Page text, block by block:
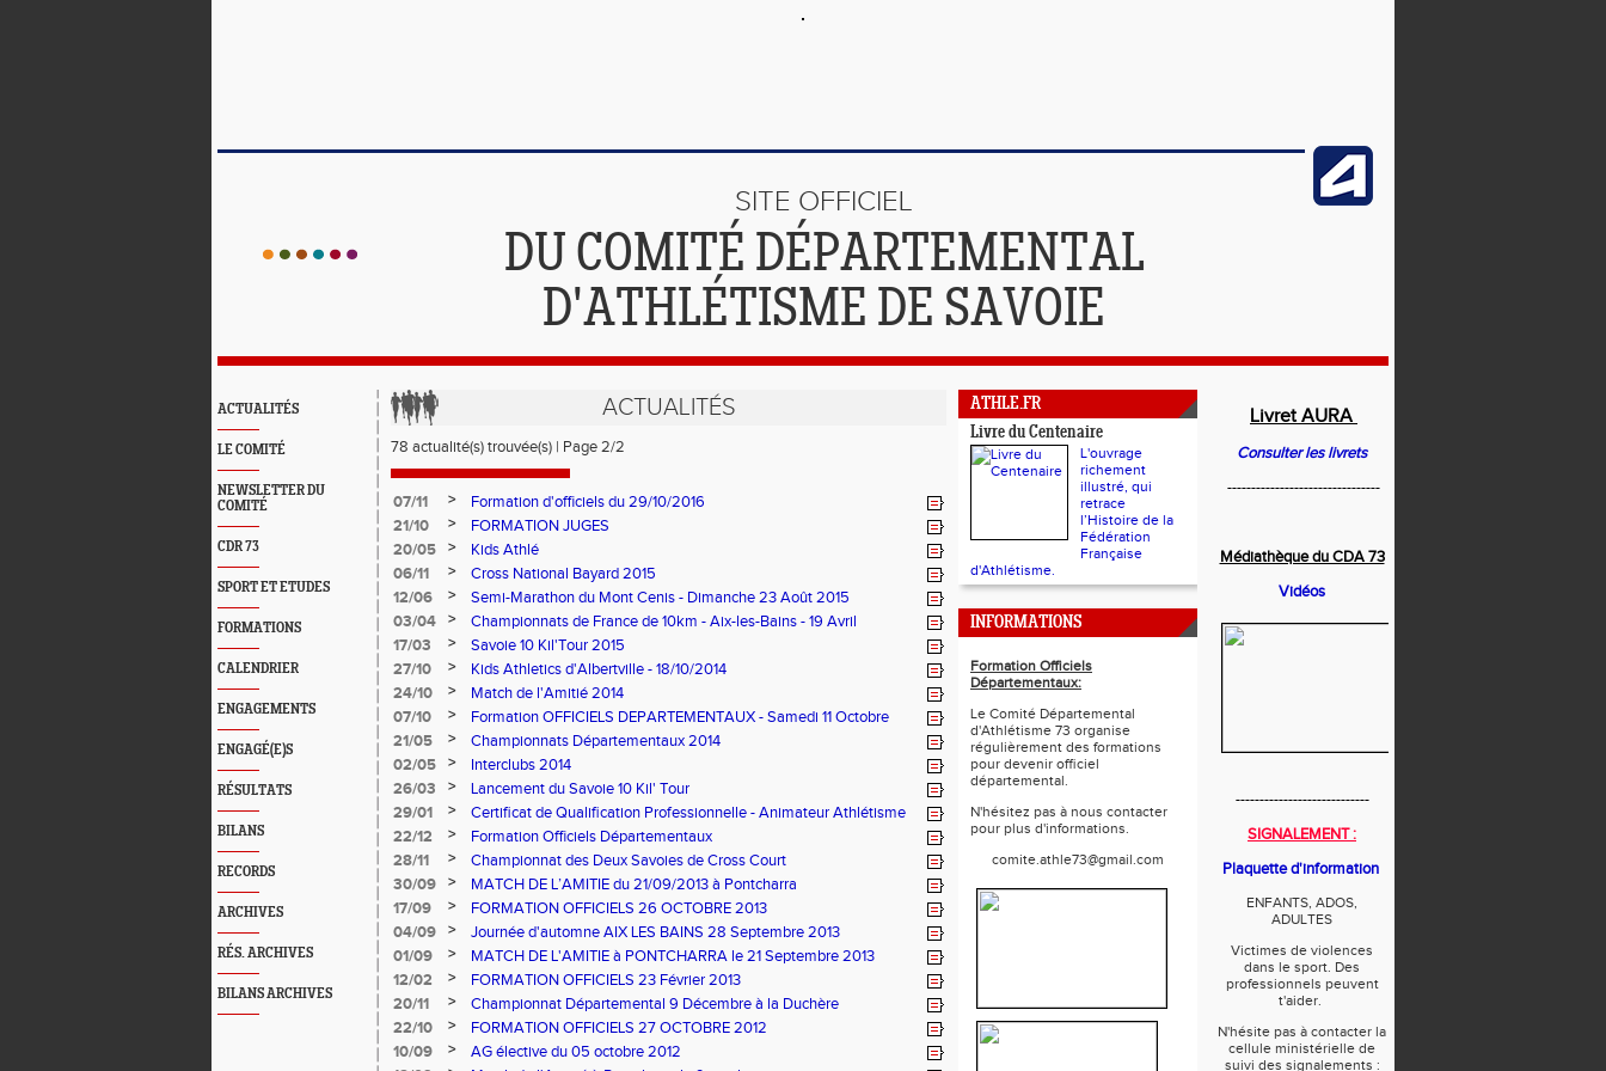
SITE OFFICIEL
DU COMITÉ DÉPARTEMENTAL
D'ATHLÉTISME DE SAVOIE
ACTUALITÉS
LE COMITÉ
NEWSLETTER DU
COMITÉ
CDR 73
SPORT ET ETUDES
FORMATIONS
CALENDRIER
ENGAGEMENTS
ENGAGÉ(E)S
RÉSULTATS
BILANS
RECORDS
ARCHIVES
RÉS. ARCHIVES
BILANS ARCHIVES
ACTUALITÉS
78 actualité(s) trouvée(s) | Page 2/2
07/11 >
Formation d'officiels du 29/10/2016
21/10
>
FORMATION JUGES
20/05
>
Kids Athlé
06/11
>
Cross National Bayard 2015
12/06
>
Semi-Marathon du Mont Cenis - Dimanche 23 Août 2015
03/04
>
Championnats de France de 10km - Aix-les-Bains - 19 Avril
17/03
>
Savoie 10 Kil'Tour 2015
27/10
>
Kids Athletics d'Albertville - 18/10/2014
24/10
>
Match de l'Amitié 2014
07/10
>
Formation OFFICIELS DEPARTEMENTAUX - Samedi 11 Octobre
2014
21/05 >
Championnats Départementaux 2014
02/05
>
Interclubs 2014
26/03
>
Lancement du Savoie 10 Kil' Tour
29/01
>
Certificat de Qualification Professionnelle - Animateur Athlétisme
22/12
>
Formation Officiels Départementaux
28/11
>
Championnat des Deux Savoies de Cross Court
30/09
>
MATCH DE L’AMITIE du 21/09/2013 à Pontcharra
17/09
>
FORMATION OFFICIELS 26 OCTOBRE 2013
04/09
>
Journée d'automne AIX LES BAINS 28 Septembre 2013
01/09
>
MATCH DE L'AMITIE à PONTCHARRA le 21 Septembre 2013
12/02
>
FORMATION OFFICIELS 23 Février 2013
20/11
>
Championnat Départemental 9 Décembre à la Duchère
22/10
>
FORMATION OFFICIELS 27 OCTOBRE 2012
10/09
>
AG élective du 05 octobre 2012
ATHLE.FR
Livre du Centenaire
L'ouvrage
richement
illustré, qui
retrace
l’Histoire de la
Fédération
Française
d'Athlétisme.
INFORMATIONS
Formation Officiels
Départementaux:
Le Comité Départemental
d'Athlétisme 73 organise
régulièrement des formations
pour devenir officiel
départemental.
N'hésitez pas à nous contacter
pour plus d'informations.
comite.athle73@gmail.com
Livret AURA
Consulter les livrets
--------------------------------
Médiathèque du CDA 73
Vidéos
----------------------------
SIGNALEMENT :
Plaquette d'information
ENFANTS, ADOS,
ADULTES
Victimes de violences
dans le sport. Des
professionnels peuvent
t'aider.
N'hésite pas à contacter la
cellule ministérielle de
suivi des signalements :